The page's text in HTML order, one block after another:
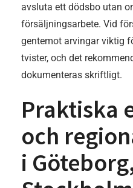
avsluta ett dödsbo utan
försäljningsarbete. Vid
gentemot arvingar viktig
tvister, och det
dokumenteras skriftligt.
Praktiska
och
i